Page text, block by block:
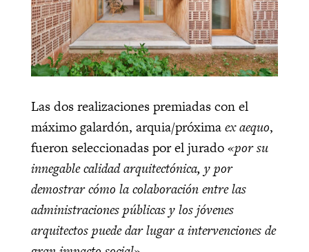
Las dos realizaciones premiadas con el
máximo galardón, arquia/próximaex aequo,
fueron seleccionadas por el jurado«por su
innegable calidad arquitectónica, y por
demostrar cómo la colaboración entre las
administraciones públicas y los jóvenes
arquitectos puede dar lugar a intervenciones de